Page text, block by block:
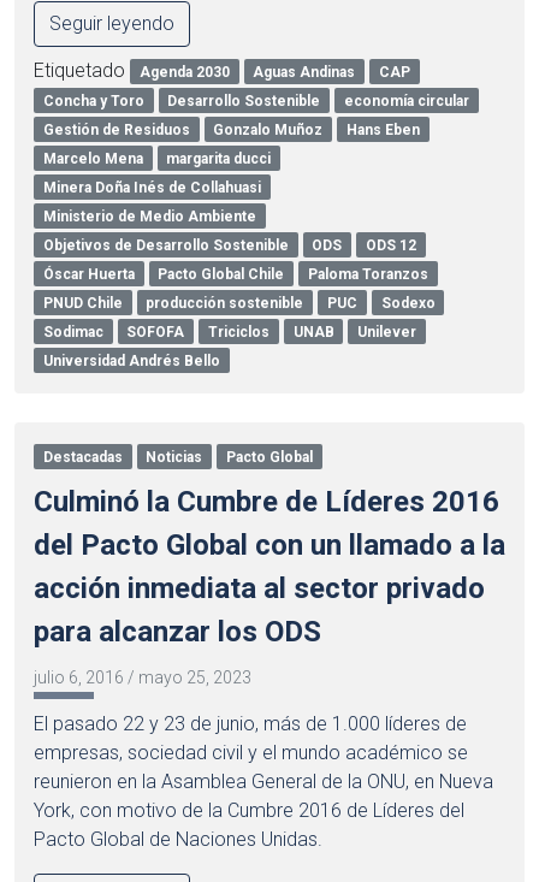
Seguir leyendo
Etiquetado Agenda 2030 Aguas Andinas
CAP
Concha y Toro
Desarrollo Sostenible
economía circular
Gestión de Residuos
Gonzalo Muñoz
Hans Eben
Marcelo Mena
margarita ducci
Minera Doña Inés de Collahuasi
Ministerio de Medio Ambiente
Objetivos de Desarrollo Sostenible
ODS
ODS 12
Óscar Huerta
Pacto Global Chile
Paloma Toranzos
PNUD Chile
producción sostenible PUC
Sodexo
Sodimac
SOFOFA Triciclos UNAB
Unilever
Universidad Andrés Bello
Destacadas Noticias Pacto Global
Culminó la Cumbre de Líderes 2016
del Pacto Global con un llamado a la
acción inmediata al sector privado
para alcanzar los ODS
julio 6, 2016 / mayo 25, 2023
El pasado 22 y 23 de junio, más de 1.000 líderes de
empresas, sociedad civil y el mundo académico se
reunieron en la Asamblea General de la ONU, en Nueva
York, con motivo de la Cumbre 2016 de Líderes del
Pacto Global de Naciones Unidas.